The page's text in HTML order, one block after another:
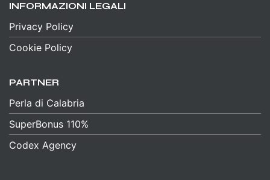
INFORMAZIONI LEGALI
Privacy Policy
Cookie Policy
PARTNER
Perla di Calabria
SuperBonus 110%
Codex Agency